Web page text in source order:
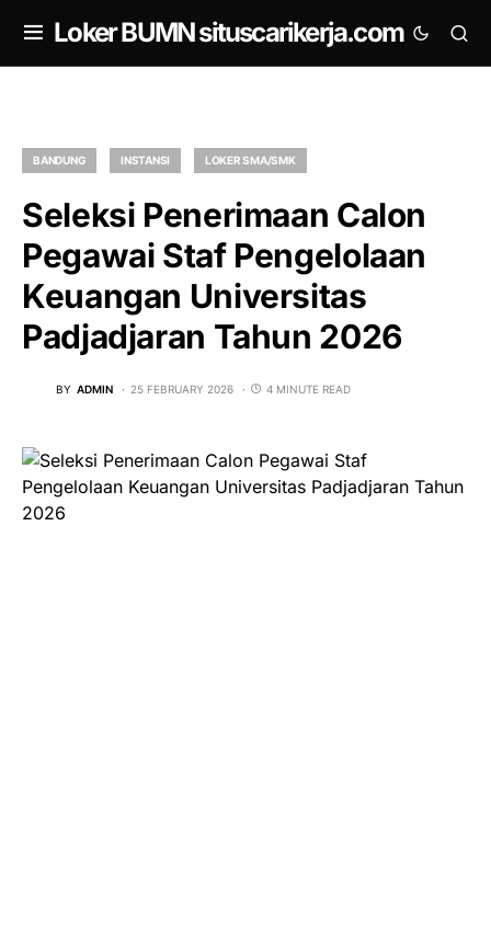
Loker BUMN situscarikerja.com
BANDUNG INSTANSI LOKER SMA/SMK
Seleksi Penerimaan Calon
Pegawai Staf Pengelolaan
Keuangan Universitas
Padjadjaran Tahun 2026
BY ADMIN 25 FEBRUARY 2026 4 MINUTE READ